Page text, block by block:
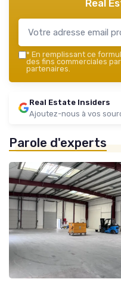
Real
* En remplissant ce
des fins commerciales
partenaires.
Real Estate Insiders
Ajoutez-nous à vos
Parole d'experts